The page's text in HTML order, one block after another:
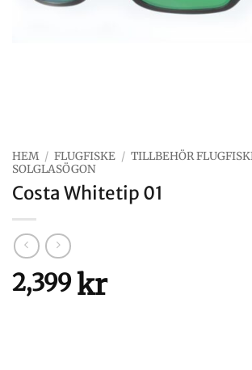
HEM / FLUGFISKE / TILLBEHÖR
SOLGLASÖGON
Costa Whitetip 01
2,399kr